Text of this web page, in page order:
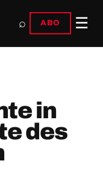
⌕ ABO ☰
in
des